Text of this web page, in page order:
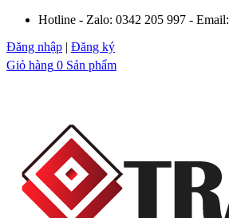
Hotline - Zalo: 0342 205 997 - Email:
Đăng nhập | Đăng ký
Giỏ hàng 0 Sản phẩm